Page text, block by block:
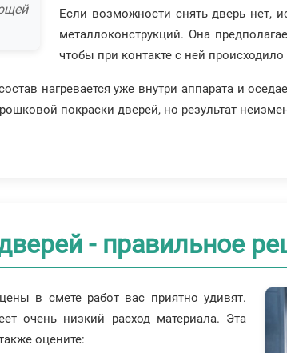
Если возможности снять дверь нет,
металлоконструкций. Она
чтобы при контакте с ней
нагревается уже внутри аппарата и
покраски дверей, но результат
- правильное
в смете работ вас приятно удивят.
очень низкий расход материала. Эта
оцените: